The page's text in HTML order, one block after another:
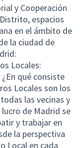
y Cooperación
espacios
en el ámbito de
la ciudad de
Locales:
link)
¿En qué consiste
Locales son los
las vecinas y
de Madrid se
y trabajar en
la perspectiva
Local en cada